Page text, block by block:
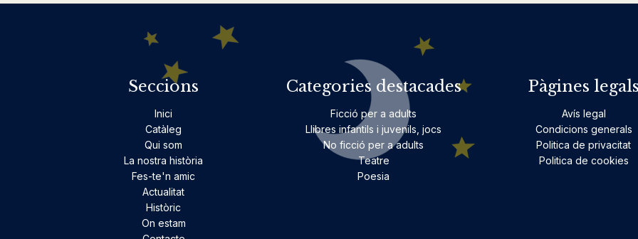
Seccions
Inici
Catàleg
Qui som
La nostra història
Fes-te'n amic
Actualitat
Històric
On estam
Categories destacades
Ficció per a adults
Llibres infantils i juvenils, jocs
No ficció per a adults
Teatre
Poesia
Pàgines legals
Avís legal
Condicions generals
Politica de privacitat
Politica de cookies